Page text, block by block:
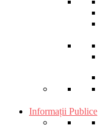
Informații Publice